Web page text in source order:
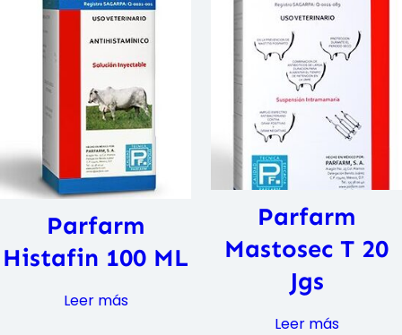
Parfarm
Histafin 100 ML
Leer más
Parfarm
Mastosec T 20
Jgs
Leer más